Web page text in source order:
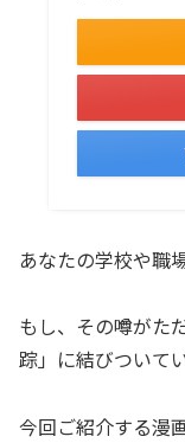
あなたの学校や職
もし、その噂がた
踪」に結びついて
今回ご紹介する漫